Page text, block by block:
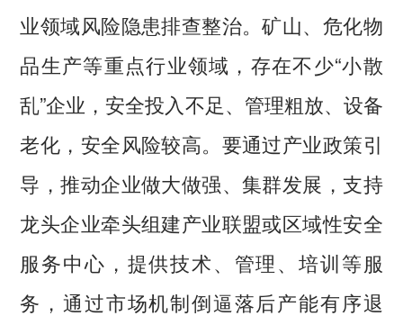
业领域风险隐患排查整治。矿山、危化物
品生产等重点行业领域，存在不少“小散
乱”企业，安全投入不足、管理粗放、设备
老化，安全风险较高。要通过产业政策引
导，推动企业做大做强、集群发展，支持
龙头企业牵头组建产业联盟或区域性安全
服务中心，提供技术、管理、培训等服
务，通过市场机制倒逼落后产能有序退